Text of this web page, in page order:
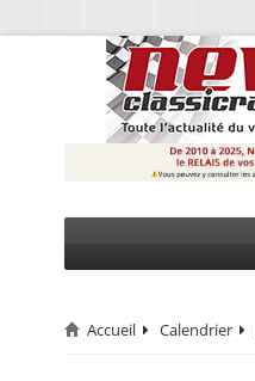
CIRCUIT
Accueil Calendrier